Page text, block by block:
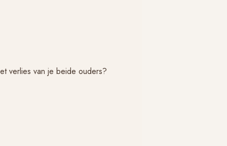
verlies van je beide ouders?